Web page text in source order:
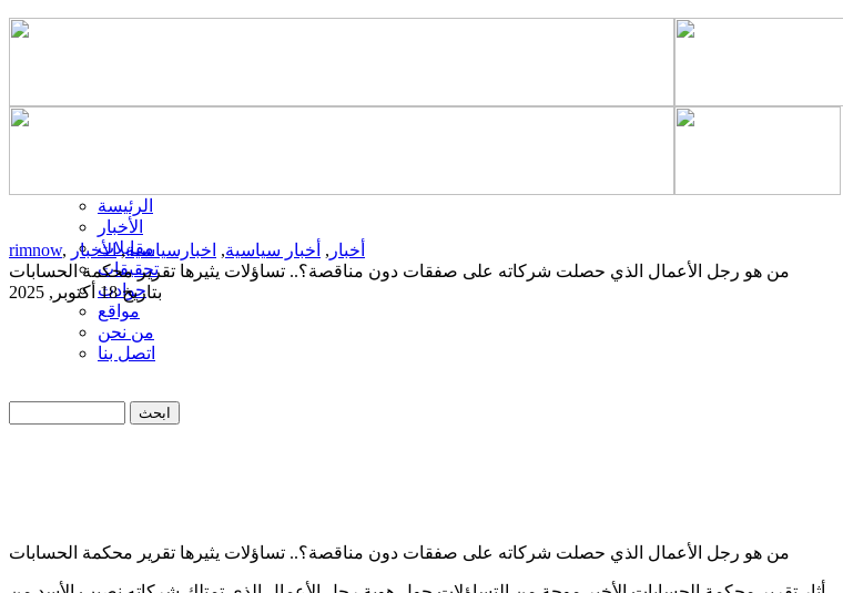
الرئيسة
الأخبار
مقابلات
تحقيقات
حوادث
مواقع
من نحن
اتصل بنا
rimnow, أخبار , أخبار سياسية, اخبارسياسية,الأخبار
من هو رجل الأعمال الذي حصلت شركاته على صفقات دون مناقصة؟.. تساؤلات يثيرها تقرير محكمة الحسابات
بتاريخ 18 أكتوبر, 2025
من هو رجل الأعمال الذي حصلت شركاته على صفقات دون مناقصة؟.. تساؤلات يثيرها تقرير محكمة الحسابات